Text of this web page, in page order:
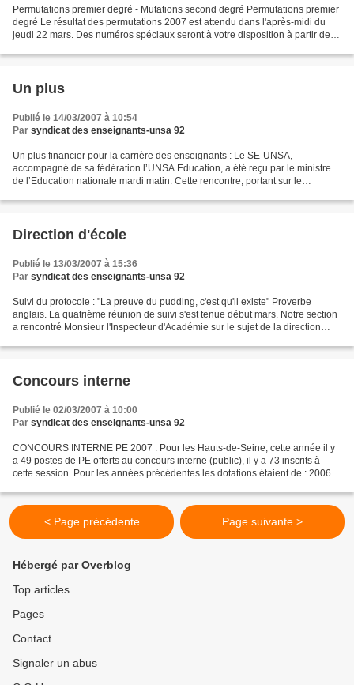
Permutations premier degré - Mutations second degré Permutations premier
degré Le résultat des permutations 2007 est attendu dans l'après-midi du
jeudi 22 mars. Des numéros spéciaux seront à votre disposition à partir de
Un plus
Publié le 14/03/2007 à 10:54
Par syndicat des enseignants-unsa 92
Un plus financier pour la carrière des enseignants : Le SE-UNSA,
accompagné de sa fédération l’UNSA Education, a été reçu par le ministre
de l’Education nationale mardi matin. Cette rencontre, portant sur le
Direction d'école
Publié le 13/03/2007 à 15:36
Par syndicat des enseignants-unsa 92
Suivi du protocole : "La preuve du pudding, c'est qu'il existe" Proverbe
anglais. La quatrième réunion de suivi s'est tenue début mars. Notre section
a rencontré Monsieur l'Inspecteur d'Académie sur le sujet de la direction
Concours interne
Publié le 02/03/2007 à 10:00
Par syndicat des enseignants-unsa 92
CONCOURS INTERNE PE 2007 : Pour les Hauts-de-Seine, cette année il y
a 49 postes de PE offerts au concours interne (public), il y a 73 inscrits à
cette session. Pour les années précédentes les dotations étaient de : 2006 :
< Page précédente Page suivante >
Hébergé par Overblog
Top articles
Pages
Contact
Signaler un abus